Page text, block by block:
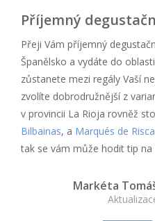
Příjemný
Přeji Vám příjemný
Španělsko a vydáte do
zůstanete mezi regály Vaší
zvolíte dobrodružnější z
v provincii La Rioja rovněž
Bilbainas, a Marqués de
tak se vám může hodit tip na
Markéta